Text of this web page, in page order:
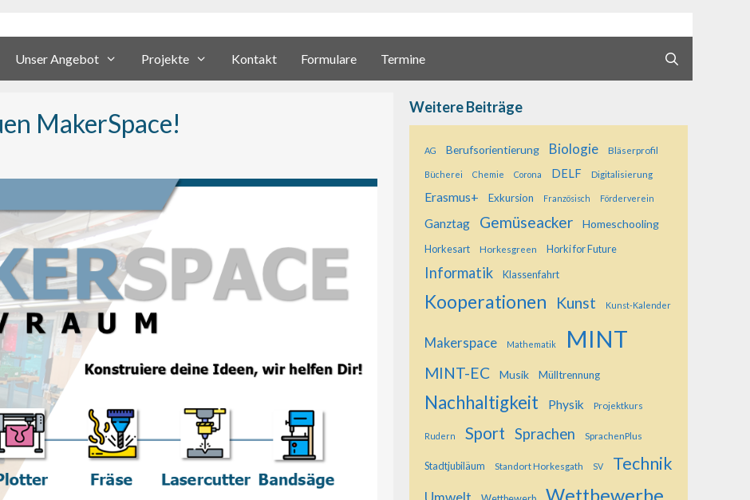
Unser Angebot Projekte Kontakt Formulare Termine
MakerSpace!
Weitere Beiträge
AG Berufsorientierung Biologie Bläserprofil
Bücherei Chemie Corona DELF Digitalisierung
Erasmus+ Exkursion Französisch Förderverein
Ganztag Gemüseacker Homeschooling
Horkesart Horkesgreen Horki for Future
Informatik Klassenfahrt
Kooperationen Kunst Kunst-Kalender
Makerspace Mathematik MINT
MINT-EC Musik Mülltrennung
Nachhaltigkeit Physik Projektkurs
Rudern Sport Sprachen SprachenPlus
Stadtjubiläum Standort Horkesgath SV Technik
Wettbewerbe